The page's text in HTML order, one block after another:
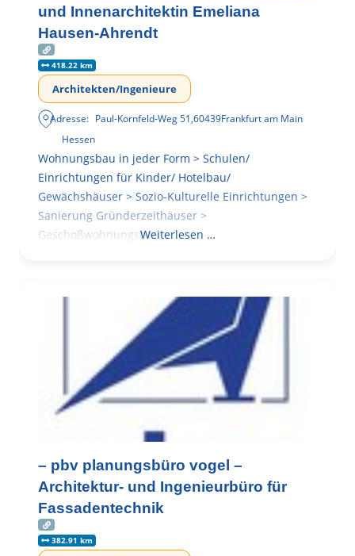
und Innenarchitektin Emeliana
Hausen-Ahrendt
418.22 km
Architekten/Ingenieure
Adresse: Paul-Kornfeld-Weg 51,60439Frankfurt am Main
Hessen
Wohnungsbau in jeder Form > Schulen/
Einrichtungen für Kinder/ Hotelbau/
Gewächshäuser > Sozio-Kulturelle Einrichtungen >
Sanierung Gründerzeithäuser >
GeschoßwohnungsbauWeiterlesen …
– pbv planungsbüro vogel –
Architektur- und Ingenieurbüro für
Fassadentechnik
382.91 km